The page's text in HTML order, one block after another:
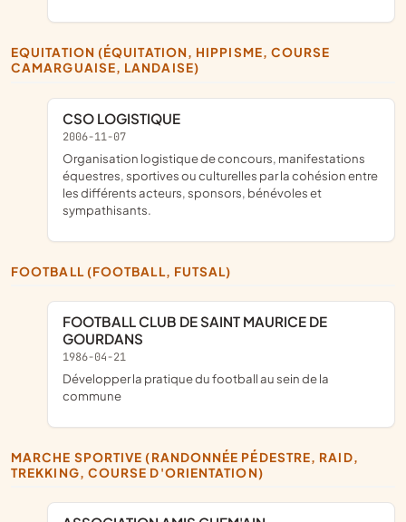
EQUITATION (ÉQUITATION, HIPPISME, COURSE
CAMARGUAISE, LANDAISE)
CSO LOGISTIQUE
2006-11-07
organisation logistique de concours, manifestations
équestres, sportives ou culturelles par la cohésion entre
les différents acteurs, sponsors, bénévoles et
sympathisants.
FOOTBALL (FOOTBALL, FUTSAL)
FOOTBALL CLUB DE SAINT MAURICE DE
GOURDANS
1986-04-21
développer la pratique du football au sein de la
commune
MARCHE SPORTIVE (RANDONNÉE PÉDESTRE, RAID,
TREKKING, COURSE D'ORIENTATION)